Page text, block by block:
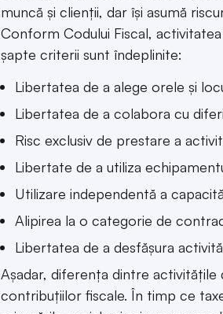
muncă și clienții, dar își asumă
Conform Codului Fiscal,
șapte criterii sunt îndeplinite:
Libertatea de a alege orele și
Libertatea de a colabora cu
Risc exclusiv de prestare a
Libertate de a utiliza
Utilizare independentă a
Alipirea la o categorie de
Libertatea de a desfășura
Așadar, diferența dintre
contribuțiilor fiscale. În timp ce